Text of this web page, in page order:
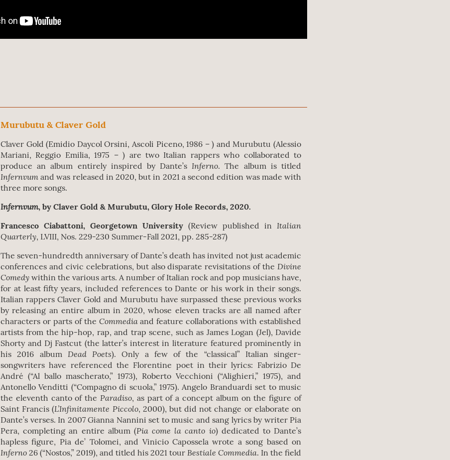
Murubutu & Claver Gold
Claver Gold (Emidio Daycol Orsini, Ascoli Piceno, 1986 – ) and Murubutu (Alessio
Mariani, Reggio Emilia, 1975 – ) are two Italian rappers who collaborated to
produce an album entirely inspired by Dante’sInferno. The album is titled
Infernvum and was released in 2020, but in 2021 a second edition was made with
three more songs.
Infernvum, by Claver Gold & Murubutu, Glory Hole Records, 2020.
Francesco Ciabattoni, Georgetown University (Review published in Italian
Quarterly, LVIII, Nos. 229-230 Summer-Fall 2021, pp. 285-287)
The seven-hundredth anniversary of Dante’s death has invited not just academic
conferences and civic celebrations, but also disparate revisitations of the Divine
Comedy within the various arts. A number of Italian rock and pop musicians have,
for at least fifty years, included references to Dante or his work in their songs.
Italian rappers Claver Gold and Murubutu have surpassed these previous works
by releasing an entire album in 2020, whose eleven tracks are all named after
characters or parts of the Commediaand feature collaborations with established
artists from the hip-hop, rap, and trap scene, such as James Logan (Jel), Davide
Shorty and Dj Fastcut (the latter’s interest in literature featured prominently in
his 2016 album Dead Poets). Only a few of the “classical” Italian singer-
songwriters have referenced the Florentine poet in their lyrics: Fabrizio De
André (“Al ballo mascherato,” 1973), Roberto Vecchioni (“Alighieri,” 1975), and
Antonello Venditti (“Compagno di scuola,” 1975). Angelo Branduardi set to music
the eleventh canto of the Paradiso, as part of a concept album on the figure of
Saint Francis (L’Infinitamente Piccolo, 2000), but did not change or elaborate on
Dante’s verses. In 2007 Gianna Nannini set to music and sang lyrics by writer Pia
Pera, completing an entire album (Pia come la canto io) dedicated to Dante’s
hapless figure, Pia de’ Tolomei, and Vinicio Capossela wrote a song based on
Inferno 26 (“Nostos,” 2019), and titled his 2021 tour Bestiale Commedia. In the field